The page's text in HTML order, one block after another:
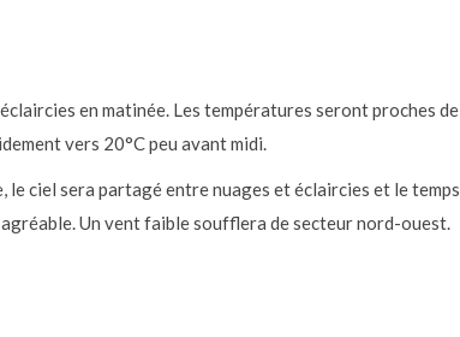
en matinée. Les températures seront proches de
vers 20°C peu avant midi.
le ciel sera partagé entre nuages et éclaircies et le temps
Un vent faible soufflera de secteur nord-ouest.